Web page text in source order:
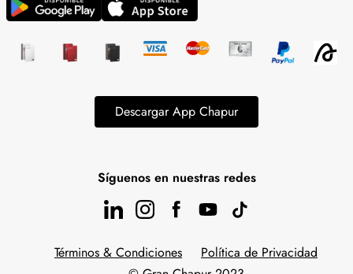
Descargar App Chapur
Síguenos en nuestras redes
Términos & Condiciones
Política de Privacidad